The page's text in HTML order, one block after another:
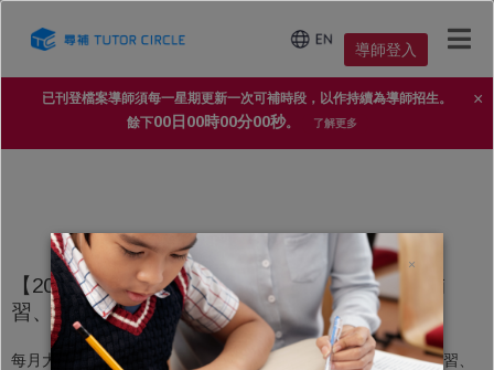
導師登入
×
已刊登檔案導師須每一星期更新一次可補時段，以作持續為導師招生。
餘下00日00時00分00秒。 了解更多
×
【2025年家長導師信賴 No.1 補習平台】上門補
習、私人補習個案
每月大量上門補習、私人補習個案，不論DSE文科補習、理科補習、